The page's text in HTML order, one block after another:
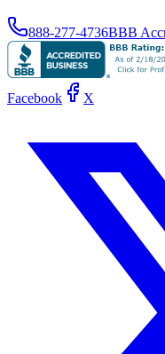
888-277-4736BBB
Facebook X